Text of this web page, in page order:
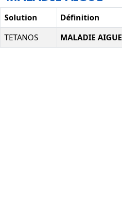
Solution
Définition
TETANOS
MALADIE AIGUE